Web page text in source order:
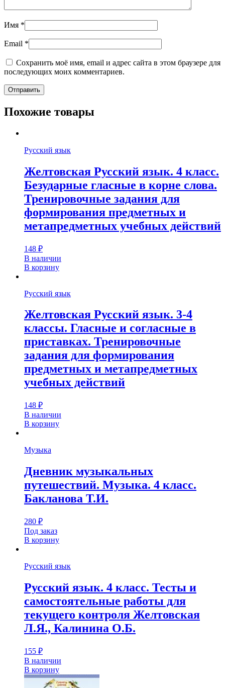
Имя *
Email *
Сохранить моё имя, email и адрес сайта в этом браузере для
последующих моих комментариев.
Похожие товары
Русский язык
Желтовская Русский язык. 4 класс.
Безударные гласные в корне слова.
Тренировочные задания для
формирования предметных и
метапредметных учебных действий
148 ₽
В наличии
В корзину
Русский язык
Желтовская Русский язык. 3-4
классы. Гласные и согласные в
приставках. Тренировочные
задания для формирования
предметных и метапредметных
учебных действий
148 ₽
В наличии
В корзину
Музыка
Дневник музыкальных
путешествий. Музыка. 4 класс.
Бакланова Т.И.
280 ₽
Под заказ
В корзину
Русский язык
Русский язык. 4 класс. Тесты и
самостоятельные работы для
текущего контроля Желтовская
Л.Я., Калинина О.Б.
155 ₽
В наличии
В корзину